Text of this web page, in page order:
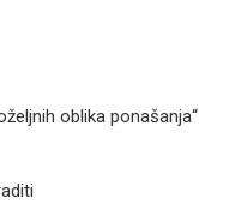
oblika ponašanja“